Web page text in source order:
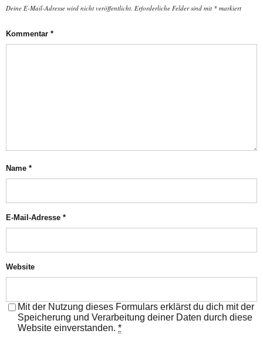
Deine E-Mail-Adresse wird nicht veröffentlicht. Erforderliche Felder sind mit * markiert
Kommentar *
Name *
E-Mail-Adresse *
Website
Mit der Nutzung dieses Formulars erklärst du dich mit der
Speicherung und Verarbeitung deiner Daten durch diese
Website einverstanden. *